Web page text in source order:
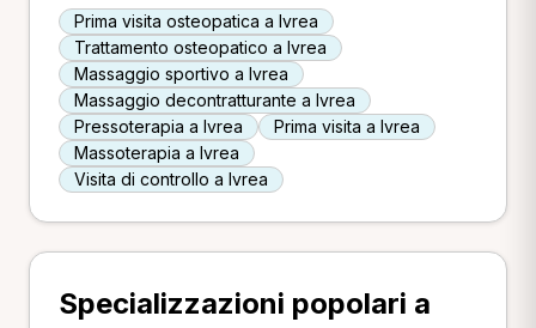
Prima visita osteopatica a Ivrea
Trattamento osteopatico a Ivrea
Massaggio sportivo a Ivrea
Massaggio decontratturante a Ivrea
Pressoterapia a Ivrea
Prima visita a Ivrea
Massoterapia a Ivrea
Visita di controllo a Ivrea
Specializzazioni popolari a